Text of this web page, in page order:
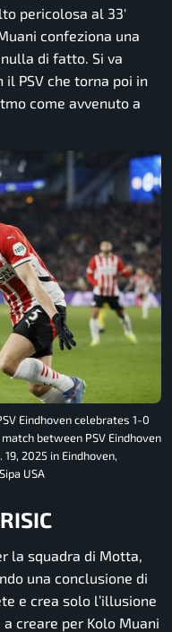
pericolosa al 33′
confeziona una
di fatto. Si va
PSV che torna poi in
come avvenuto a
Eindhoven celebrates 1-0
between PSV Eindhoven
2025 in Eindhoven,
USA
la squadra di Motta,
una conclusione di
e crea solo l’illusione
creare per Kolo Muani